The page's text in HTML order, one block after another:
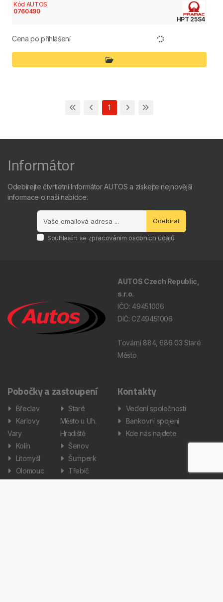
Kód AUTOS
0760490
HPT 25S4
Cena po přihlášení
1
Informátor
Odebírejte čtvrtletní Informátor AUTOS a získejte nejnovější
informace o naší nabídce.
Odebírat
Souhlasím se zpracováním osobních údajů.
AUTOS Czech Republic,
s.r.o.
IČO: 49451006
DIČ: CZ49451006
Tovární 884, 686 03 Staré
Město
Pobočky a zastoupení
Břeclav
Karlovy
Vary
Kolín
Litomyšl
Olomouc
Staré
Město u Uh.
Hradiště
Šenov
Šumperk
Třebíč
Kontakty
Vedení společnosti
Bankovní spojení
Kde nás najdete